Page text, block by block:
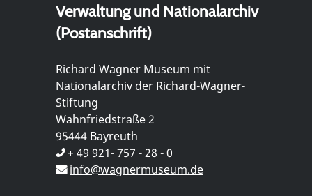
Verwaltung und Nationalarchiv
(Postanschrift)
Richard Wagner Museum mit
Nationalarchiv der Richard-Wagner-
Stiftung
Wahnfriedstraße 2
95444 Bayreuth
+ 49 921- 757 - 28 - 0
info@wagnermuseum.de